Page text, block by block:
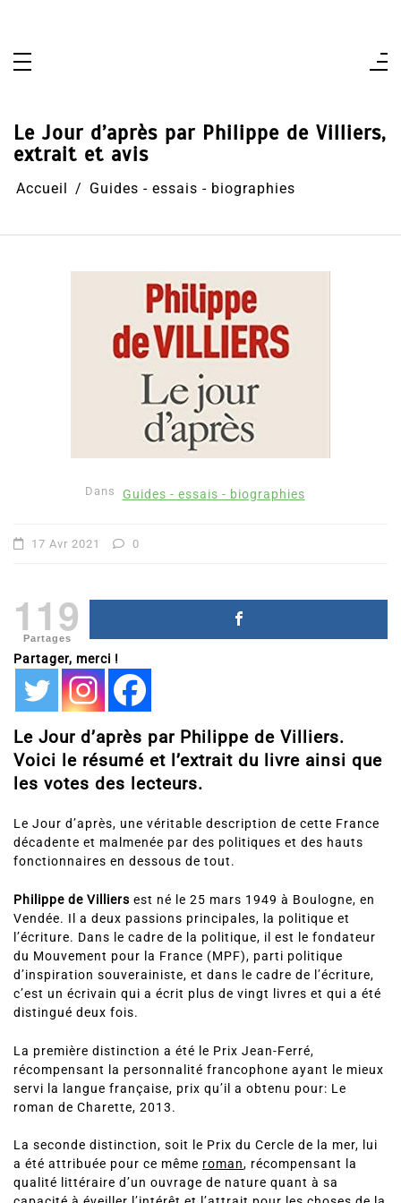
Le Jour d’après par Philippe de Villiers,
extrait et avis
Accueil Guides - essais - biographies
Dans Guides - essais - biographies
17 Avr 2021 0
119
Partages
Partager, merci !
Le Jour d’après par Philippe de Villiers.
Voici le résumé et l’extrait du livre ainsi que
les votes des lecteurs.
Le Jour d’après, une véritable description de cette France
décadente et malmenée par des politiques et des hauts
fonctionnaires en dessous de tout.
Philippe de Villiers est né le 25 mars 1949 à Boulogne, en
Vendée. Il a deux passions principales, la politique et
l’écriture. Dans le cadre de la politique, il est le fondateur
du Mouvement pour la France (MPF), parti politique
d’inspiration souverainiste, et dans le cadre de l’écriture,
c’est un écrivain qui a écrit plus de vingt livres et qui a été
distingué deux fois.
La première distinction a été le Prix Jean-Ferré,
récompensant la personnalité francophone ayant le mieux
servi la langue française, prix qu’il a obtenu pour: Le
roman de Charette, 2013.
La seconde distinction, soit le Prix du Cercle de la mer, lui
a été attribuée pour ce même roman, récompensant la
qualité littéraire d’un ouvrage de nature quant à sa